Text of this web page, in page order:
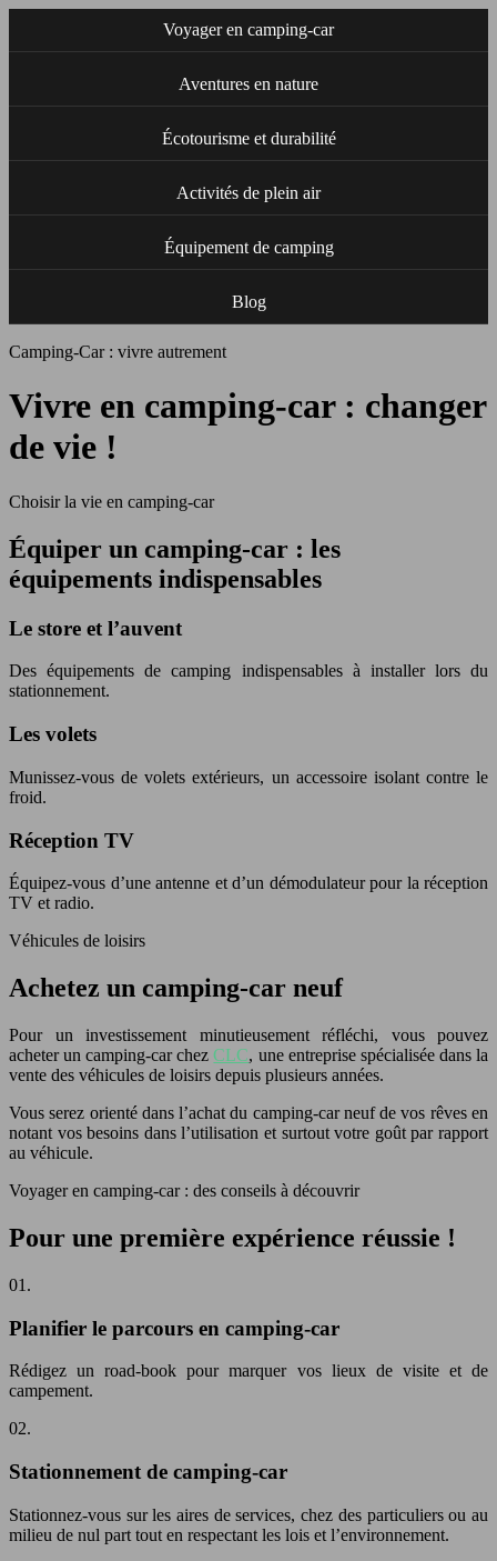
Voyager en camping-car
Aventures en nature
Écotourisme et durabilité
Activités de plein air
Équipement de camping
Blog
Camping-Car : vivre autrement
Vivre en camping-car : changer
de vie !
Choisir la vie en camping-car
Équiper un camping-car : les
équipements indispensables
Le store et l’auvent
Des équipements de camping indispensables à installer lors du
stationnement.
Les volets
Munissez-vous de volets extérieurs, un accessoire isolant contre le
froid.
Réception TV
Équipez-vous d’une antenne et d’un démodulateur pour la réception
TV et radio.
Véhicules de loisirs
Achetez un camping-car neuf
Pour un investissement minutieusement réfléchi, vous pouvez
acheter un camping-car chezCLC, une entreprise spécialisée dans la
vente des véhicules de loisirs depuis plusieurs années.
Vous serez orienté dans l’achat du camping-car neuf de vos rêves en
notant vos besoins dans l’utilisation et surtout votre goût par rapport
au véhicule.
Voyager en camping-car : des conseils à découvrir
Pour une première expérience réussie !
01.
Planifier le parcours en camping-car
Rédigez un road-book pour marquer vos lieux de visite et de
campement.
02.
Stationnement de camping-car
Stationnez-vous sur les aires de services, chez des particuliers ou au
milieu de nul part tout en respectant les lois et l’environnement.